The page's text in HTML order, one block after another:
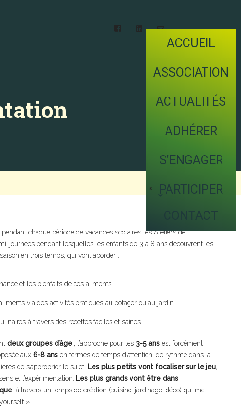
ACCUEIL
ASSOCIATION
ACTUALITÉS
ADHÉRER
S’ENGAGER
PARTICIPER
CONTACT
pendant chaque période de vacances scolaires les Ateliers de
journées pendant lesquelles les enfants de 3 à 8 ans découvrent les
en trois temps, qui vont aborder :
et les bienfaits de ces aliments
via des activités pratiques au potager ou au jardin
à travers des recettes faciles et saines
deux groupes d’âge ; l’approche pour les 3-5 ans est forcément
aux 6-8 ans en termes de temps d’attention, de rythme dans la
de s’approprier le sujet. Les plus petits vont focaliser sur le jeu,
et l’expérimentation.
Les plus grands vont être dans
, à travers un temps de création (cuisine, jardinage, déco) qui met
».